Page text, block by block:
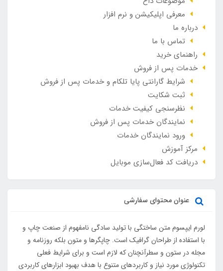
معرفی اپلیکیشن و نرم افزار
درباره ما
تماس با ما
راهنمای خرید
خدمات پس از فروش
شرایط گارانتی پایا تلکام و خدمات پس از فروش
ثبت شکایت
نظرسنجی کیفیت خدمات
نمایندگان خدمات پس از فروش
ورود نمایندگان خدمات
مرکز آموزش
دریافت کد فعال‌سازی موبایل
عنوان محتوای سفارشی
لورم ایپسوم متن ساختگی با تولید سادگی نامفهوم از صنعت چاپ و
با استفاده از طراحان گرافیک است. چاپگرها و متون بلکه روزنامه و
مجله در ستون و سطرآنچنان که لازم است و برای شرایط فعلی
تکنولوژی مورد نیاز و کاربردهای متنوع با هدف بهبود ابزارهای کاربردی